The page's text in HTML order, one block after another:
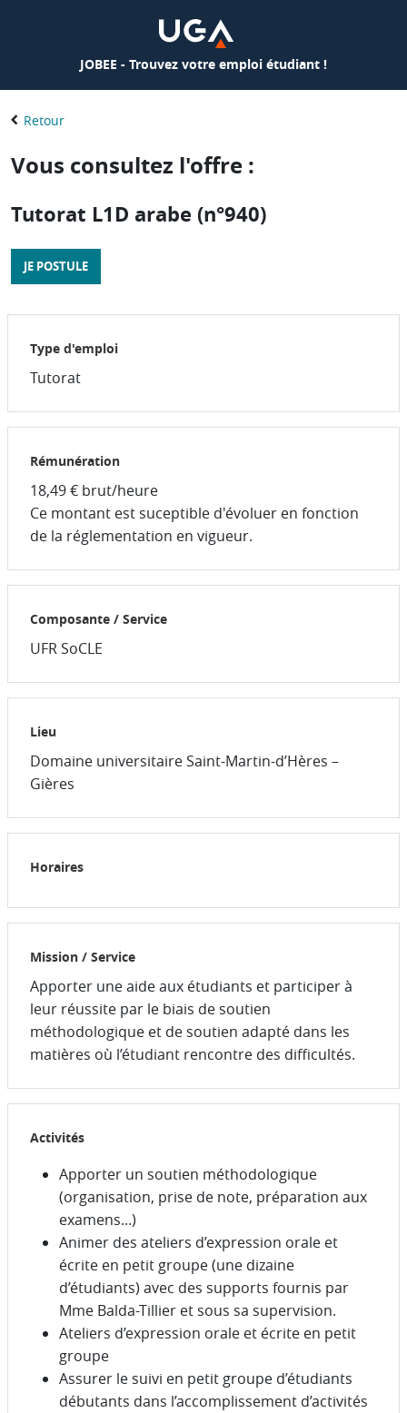
JOBEE - Trouvez votre emploi étudiant !
Retour
Vous consultez l'offre :
Tutorat L1D arabe (n°940)
JE POSTULE
Type d'emploi
Tutorat
Rémunération
18,49 € brut/heure
Ce montant est suceptible d'évoluer en fonction
de la réglementation en vigueur.
Composante / Service
UFR SoCLE
Lieu
Domaine universitaire Saint-Martin-d’Hères –
Gières
Horaires
Mission / Service
Apporter une aide aux étudiants et participer à
leur réussite par le biais de soutien
méthodologique et de soutien adapté dans les
matières où l’étudiant rencontre des difficultés.
Activités
Apporter un soutien méthodologique
(organisation, prise de note, préparation aux
examens...)
Animer des ateliers d’expression orale et
écrite en petit groupe (une dizaine
d’étudiants) avec des supports fournis par
Mme Balda-Tillier et sous sa supervision.
Ateliers d’expression orale et écrite en petit
groupe
Assurer le suivi en petit groupe d’étudiants
débutants dans l’accomplissement d’activités